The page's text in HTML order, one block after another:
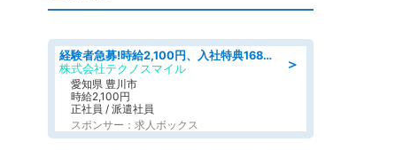
＞
経験者急募!時給2,100円、入社特典168万円の自動車製造業務/トヨタ自動車/tutumi
株式会社テクノスマイル
愛知県 豊川市
時給2,100円
正社員 / 派遣社員
スポンサー：求人ボックス